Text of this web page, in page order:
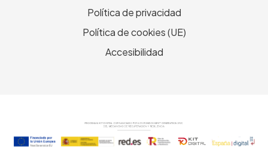
Política de privacidad
Política de cookies (UE)
Accesibilidad